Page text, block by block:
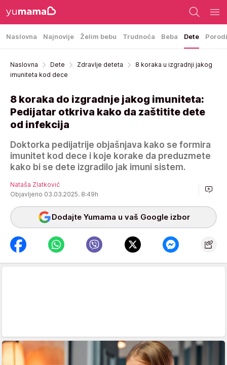
Naslovna Najnovije Želim bebu Trudnoća Beba Dete
Naslovna Dete Zdravlje deteta
8 koraka u izgradnji jakog
imuniteta kod dece
8 koraka do izgradnje jakog imuniteta:
Pedijatar otkriva kako da zaštitite dete
od infekcija
Doktorka pedijatrije objašnjava kako se formira
imunitet kod dece i koje korake da preduzmete
kako bi se dete izgradilo jak imuni sistem.
Nataša Zlatković
Objavljeno 03.03.2025. 8:49h
Dodajte Yumama u vaš Google izbor